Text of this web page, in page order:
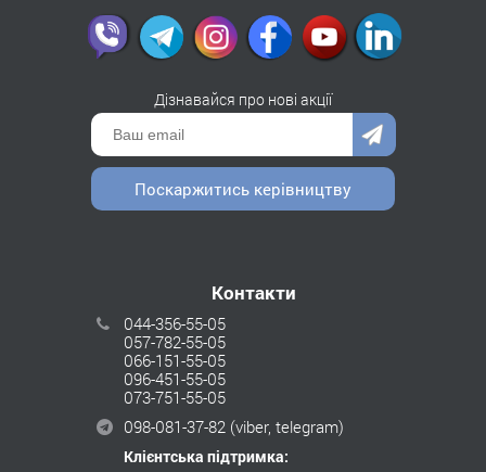
Дізнавайся про нові акції
Поскаржитись керівництву
Контакти
044-356-55-05
057-782-55-05
066-151-55-05
096-451-55-05
073-751-55-05
098-081-37-82 (viber, telegram)
Клієнтська підтримка: